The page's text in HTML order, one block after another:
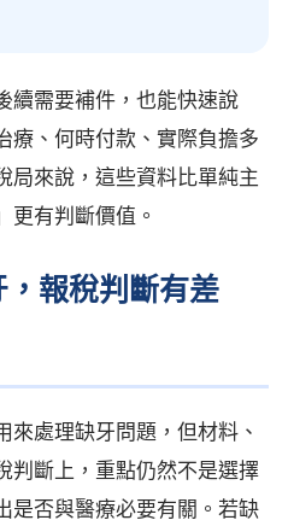
續需要補件，也能快速說
療、何時付款、實際負擔多
局來說，這些資料比單純主
更有判斷價值。
報稅判斷有差
來處理缺牙問題，但材料、
判斷上，重點仍然不是選擇
是否與醫療必要有關。若缺